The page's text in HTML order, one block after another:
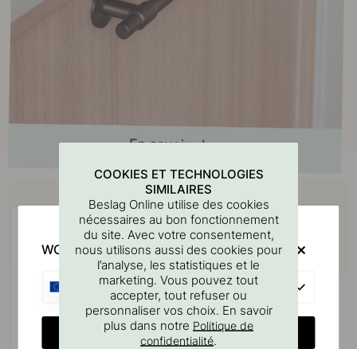
Achetez avec
COOKIES ET TECHNOLOGIES
SIMILAIRES
Beslag Online utilise des cookies
nécessaires au bon fonctionnement
du site. Avec votre consentement,
nous utilisons aussi des cookies pour
l’analyse, les statistiques et le
marketing. Vous pouvez tout
accepter, tout refuser ou
personnaliser vos choix. En savoir
plus dans notre Politique de
confidentialité.
WOULD YOU RATHER VISIT?
CHANGE COUNTRY